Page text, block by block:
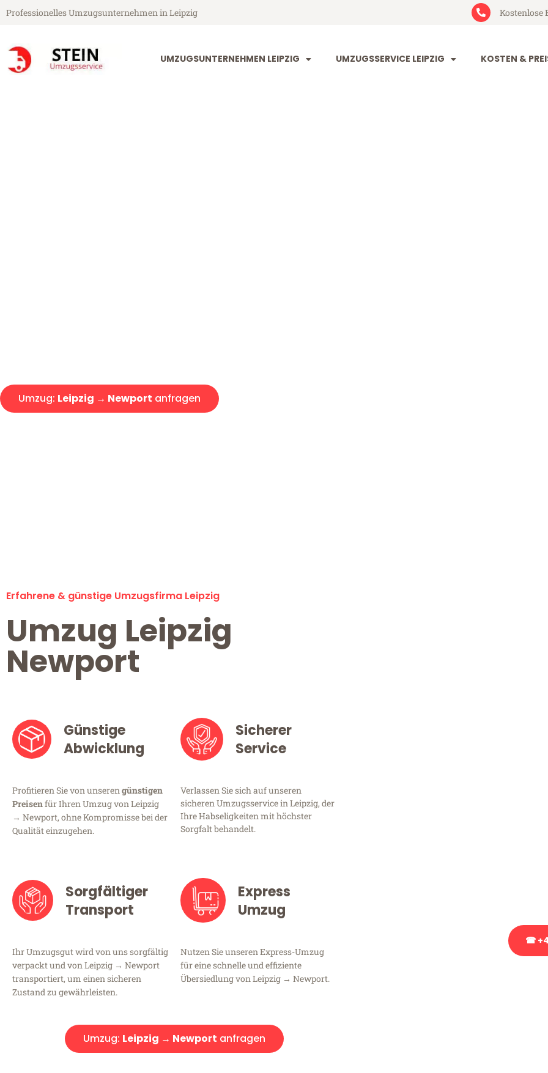
Professionelles Umzugsunternehmen in Leipzig Kostenlose
UMZUGSUNTERNEHMEN LEIPZIG UMZUGSSERVICE LEIPZIG KOSTEN &
Umzug: Leipzig → Newport anfragen
Erfahrene & günstige Umzugsfirma Leipzig
Umzug Leipzig
Newport
Günstige
Abwicklung
Profitieren Sie von unserengünstigen
Preisenfür Ihren Umzug von Leipzig
→ Newport, ohne Kompromisse bei der
Qualität einzugehen.
Sicherer
Service
Verlassen Sie sich auf unseren
sicheren Umzugsservice in Leipzig, der
Ihre Habseligkeiten mit höchster
Sorgfalt behandelt.
Sorgfältiger
Transport
Ihr Umzugsgut wird von uns sorgfältig
verpackt und von Leipzig → Newport
transportiert, um einen sicheren
Zustand zu gewährleisten.
Express
Umzug
Nutzen Sie unseren Express-Umzug
für eine schnelle und effiziente
Übersiedlung von Leipzig → Newport.
Umzug: Leipzig → Newport anfragen
☎